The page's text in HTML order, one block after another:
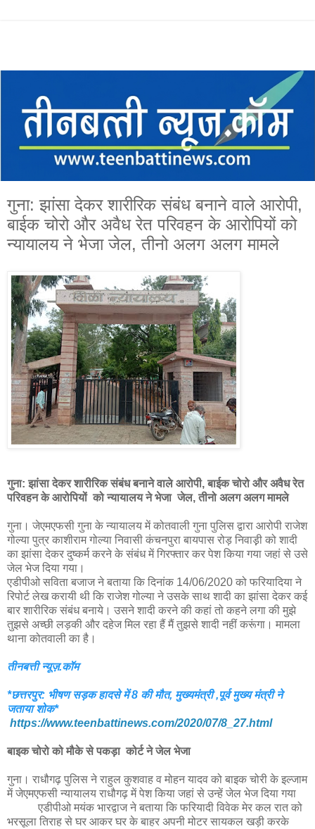
गुना: झांसा देकर शारीरिक संबंध बनाने वाले आरोपी,
बाईक चोरो और अवैध रेत परिवहन के आरोपियों को
न्यायालय ने भेजा जेल, तीनो अलग अलग मामले
गुना: झांसा देकर शारीरिक संबंध बनाने वाले आरोपी, बाईक चोरो और अवैध रेत
परिवहन के आरोपियों को न्यायालय ने भेजा जेल, तीनो अलग अलग मामले
गुना। जेएमएफसी गुना के न्यायालय में कोतवाली गुना पुलिस द्वारा आरोपी राजेश
गोल्या पुत्र काशीराम गोल्या निवासी कंचनपुरा बायपास रोड़ निवाड़़ी को शादी
का झांसा देकर दुष्कर्म करने के संबंध में गिरफ्तार कर पेश किया गया जहां से उसे
जेल भेज दिया गया।
एडीपीओ सविता बजाज ने बताया कि दिनांक 14/06/2020 को फरियादिया ने
रिपोर्ट लेख करायी थी कि राजेश गोल्या ने उसके साथ शादी का झांसा देकर कई
बार शारीरिक संबंध बनाये। उसने शादी करने की कहां तो कहने लगा की मुझे
तुझसे अच्छी लड़की और दहेज मिल रहा हैं मैं तुझसे शादी नहीं करूंगा। मामला
थाना कोतवाली का है।
तीनबत्ती न्यूज़.कॉम
*छत्तरपुर: भीषण सड़क हादसे में 8 की मौत, मुख्यमंत्री ,पूर्व मुख्य मंत्री ने
जताया शोक*
https://www.teenbattinews.com/2020/07/8_27.html
बाइक चोरो को मौके से पकड़ा कोर्ट ने जेल भेजा
गुना। राधौगढ़ पुलिस ने राहुल कुशवाह व मोहन यादव को बाइक चोरी के इल्जाम
में जेएमएफसी न्यायालय राधौगढ़ में पेश किया जहां से उन्हें जेल भेज दिया गया
एडीपीओ मयंक भारद्वाज ने बताया कि फरियादी विवेक मेर कल रात को
भरसूला तिराह से घर आकर घर के बाहर अपनी मोटर सायकल खड़ी करके